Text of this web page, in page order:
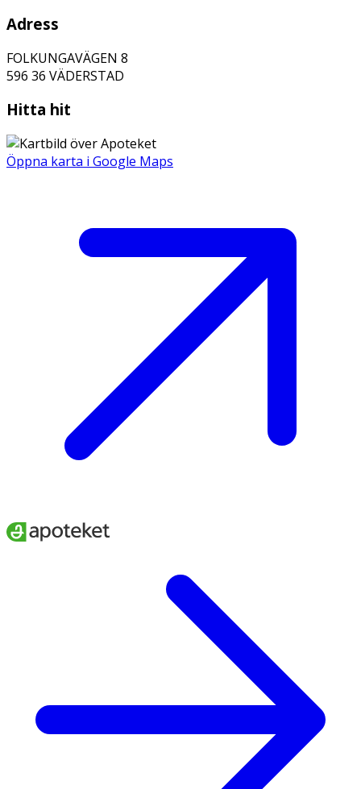
Adress
FOLKUNGAVÄGEN 8
596 36 VÄDERSTAD
Hitta hit
Öppna karta i Google Maps